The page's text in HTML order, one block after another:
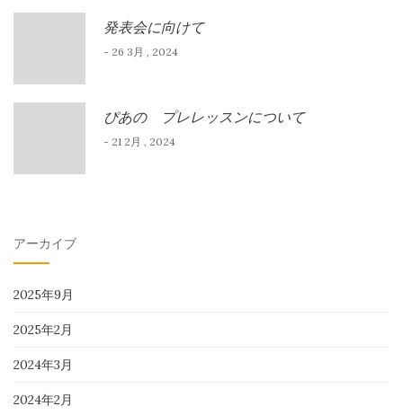
発表会に向けて
- 26 3月 , 2024
ぴあの プレレッスンについて
- 21 2月 , 2024
アーカイブ
2025年9月
2025年2月
2024年3月
2024年2月